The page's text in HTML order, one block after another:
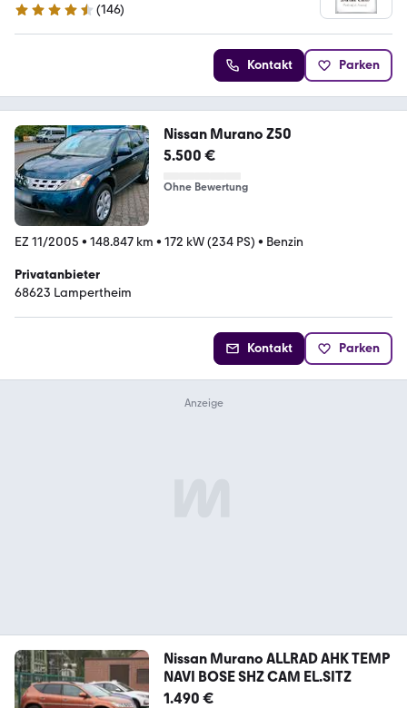
4.4 Sterne
(146)
Kontakt Parken
Nissan Murano Z50
5.500 €
Ohne Bewertung
EZ 11/2005 • 148.847 km • 172 kW (234 PS) • Benzin
Privatanbieter
68623 Lampertheim
Kontakt Parken
Nissan Murano ALLRAD AHK TEMP
NAVI BOSE SHZ CAM EL.SITZ
1.490 €